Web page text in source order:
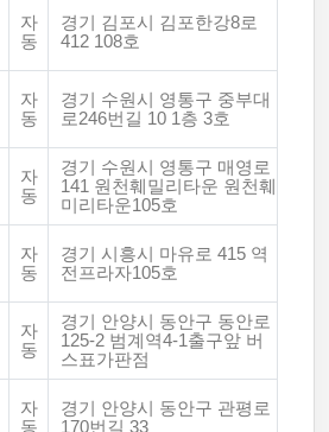
자
동
경기 김포시 김포한강8로
412 108호
자
동
경기 수원시 영통구 중부대
로246번길 10 1층 3호
자
동
경기 수원시 영통구 매영로
141 원천훼밀리타운 원천훼
미리타운105호
자
동
경기 시흥시 마유로 415 역
전프라자105호
자
동
경기 안양시 동안구 동안로
125-2 범계역4-1출구앞 버
스표가판점
자
동
경기 안양시 동안구 관평로
170번길 33